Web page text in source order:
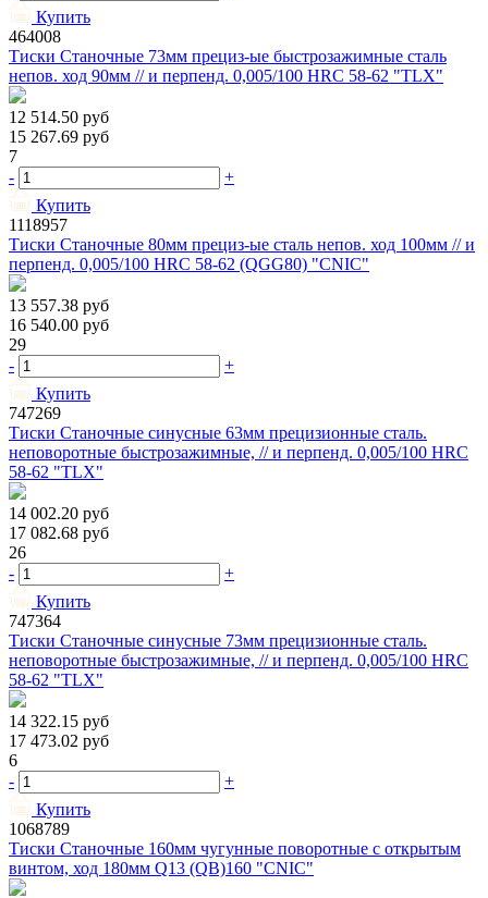
Купить
464008
Тиски Станочные 73мм прециз-ые быстрозажимные сталь
непов. ход 90мм // и перпенд. 0,005/100 HRС 58-62 "TLX"
12 514.50 руб
15 267.69 руб
7
-
+
Купить
1118957
Тиски Станочные 80мм прециз-ые сталь непов. ход 100мм // и
перпенд. 0,005/100 HRС 58-62 (QGG80) "CNIC"
13 557.38 руб
16 540.00 руб
29
-
+
Купить
747269
Тиски Станочные синусные 63мм прецизионные сталь.
неповоротные быстрозажимные, // и перпенд. 0,005/100 HRС
58-62 "TLX"
14 002.20 руб
17 082.68 руб
26
-
+
Купить
747364
Тиски Станочные синусные 73мм прецизионные сталь.
неповоротные быстрозажимные, // и перпенд. 0,005/100 HRС
58-62 "TLX"
14 322.15 руб
17 473.02 руб
6
-
+
Купить
1068789
Тиски Станочные 160мм чугунные поворотные с открытым
винтом, ход 180мм Q13 (QB)160 "CNIC"